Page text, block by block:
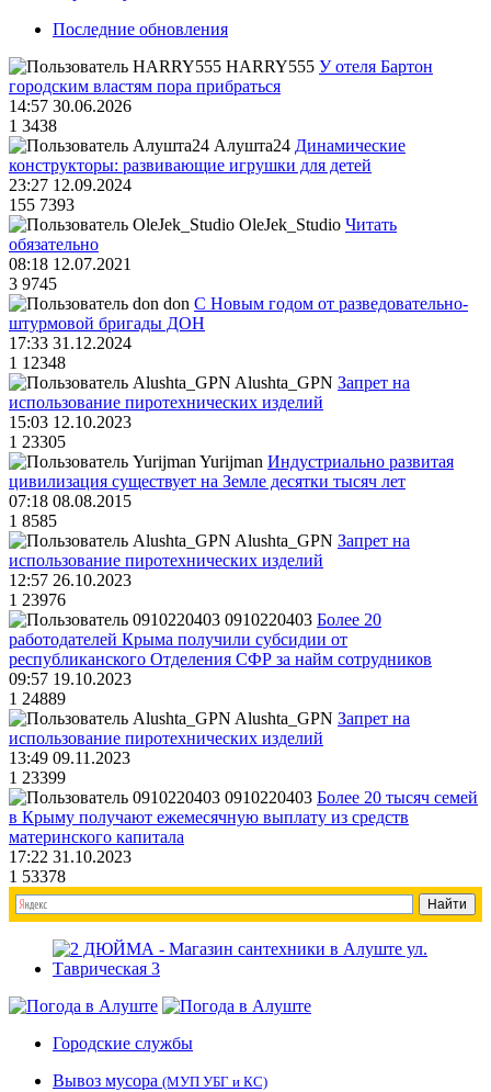
Последние обновления
HARRY555 У отеля Бартон
городским властям пора прибраться
14:57 30.06.2026
1 3438
Алушта24 Динамические
конструкторы: развивающие игрушки для детей
23:27 12.09.2024
155 7393
OleJek_Studio Читать
обязательно
08:18 12.07.2021
3 9745
don С Новым годом от разведовательно-
штурмовой бригады ДОН
17:33 31.12.2024
1 12348
Alushta_GPN Запрет на
использование пиротехнических изделий
15:03 12.10.2023
1 23305
Yurijman Индустриально развитая
цивилизация существует на Земле десятки тысяч лет
07:18 08.08.2015
1 8585
Alushta_GPN Запрет на
использование пиротехнических изделий
12:57 26.10.2023
1 23976
0910220403 Более 20
работодателей Крыма получили субсидии от
республиканского Отделения СФР за найм сотрудников
09:57 19.10.2023
1 24889
Alushta_GPN Запрет на
использование пиротехнических изделий
13:49 09.11.2023
1 23399
0910220403 Более 20 тысяч семей
в Крыму получают ежемесячную выплату из средств
материнского капитала
17:22 31.10.2023
1 53378
Городские службы
Вывоз мусора (МУП УБГ и КС)